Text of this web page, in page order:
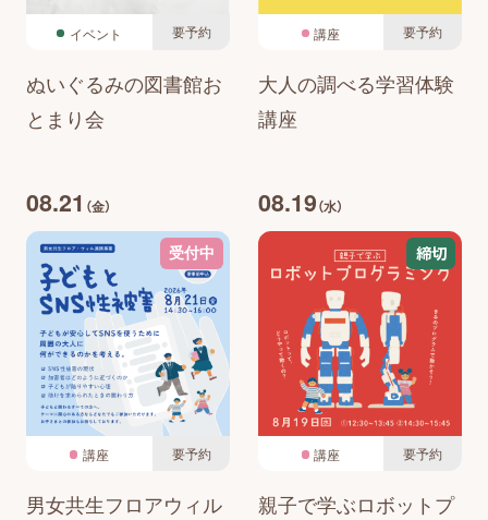
イベント 要予約
ぬいぐるみの図書館お
とまり会
講座 要予約
大人の調べる学習体験
講座
08.21 （金）
受付中
講座 要予約
男女共生フロアウィル
08.19（水）
締切
講座 要予約
親子で学ぶロボットプ